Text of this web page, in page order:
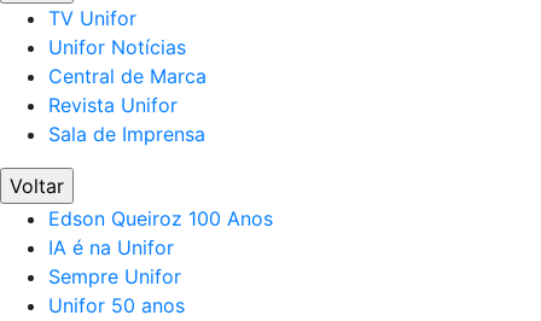
TV Unifor
Unifor Notícias
Central de Marca
Revista Unifor
Sala de Imprensa
Voltar
Edson Queiroz 100 Anos
IA é na Unifor
Sempre Unifor
Unifor 50 anos